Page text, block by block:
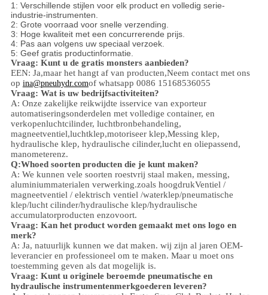
1: Verschillende stijlen voor elk product en volledig serie-
industrie-instrumenten.
2: Grote voorraad voor snelle verzending.
3: Hoge kwaliteit met een concurrerende prijs.
4: Pas aan volgens uw speciaal verzoek.
5: Geef gratis productinformatie.
Vraag: Kunt u de gratis monsters aanbieden?
EEN: Ja,maar het hangt af van producten,Neem contact met ons
op ina@pneuhydr.comof whatsapp 0086 15168536055
Vraag: Wat is uw bedrijfsactiviteiten?
A: Onze zakelijke reikwijdte isservice van exporteur
automatiseringsonderdelen met volledige container, en
verkopenluchtcilinder, luchtbronbehandeling,
magneetventiel,luchtklep,motoriseer klep,Messing klep,
hydraulische klep, hydraulische cilinder,lucht en oliepassend,
manometerenz.
Q:Whoed soorten producten die je kunt maken?
A: We kunnen vele soorten roestvrij staal maken, messing,
aluminiummaterialen verwerking.zoals hoogdrukVentiel /
magneetventiel / elektrisch ventiel /waterklep/pneumatische
klep/lucht cilinder/hydraulische klep/hydraulische
accumulatorproducten enzovoort.
Vraag: Kan het product worden gemaakt met ons logo en
merk?
A: Ja, natuurlijk kunnen we dat maken. wij zijn al jaren OEM-
leverancier en professioneel om te maken. Maar u moet ons
toestemming geven als dat mogelijk is.
Vraag: Kunt u originele beroemde pneumatische en
hydraulische instrumentenmerkgoederen leveren?